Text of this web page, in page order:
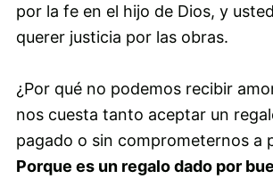
por la fe en el hijo de Dios, y
querer justicia por las obras.
¿Por qué no podemos recibir
nos cuesta tanto aceptar un
pagado o sin comprometernos a
Porque es un regalo dado por